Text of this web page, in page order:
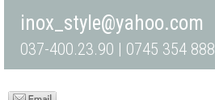
inox_style@yahoo.com
037-400.23.90 | 0745 354 888